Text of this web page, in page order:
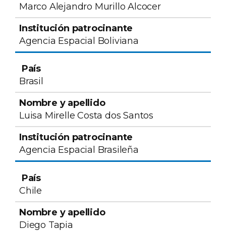
Marco Alejandro Murillo Alcocer
Agencia Espacial Boliviana
Brasil
Luisa Mirelle Costa dos Santos
Agencia Espacial Brasileña
Chile
Diego Tapia